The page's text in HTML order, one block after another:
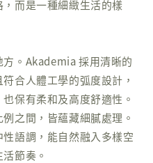
而是一種細緻生活的樣
。Akademia 採用清晰的
合人體工學的弧度設計，
保有柔和及高度舒適性。
之間，皆蘊藏細膩處理。
語調，能自然融入多樣空
節奏。